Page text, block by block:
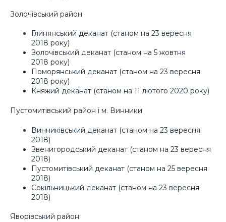
Золочівський район
Глинянський деканат (станом на 23 вересня
2018 року)
Золочівський деканат (станом на 5 жовтня
2018 року)
Поморянський деканат (станом на 23 вересня
2018 року)
Княжий деканат (станом на 11 лютого 2020 року)
Пустомитівський район і м. Винники
Винниківський деканат (станом на 23 вересня
2018)
Звенигородський деканат (станом на 23 вересня
2018)
Пустомитівський деканат (станом на 25 вересня
2018)
Сокільницький деканат (станом на 23 вересня
2018)
Яворівський район